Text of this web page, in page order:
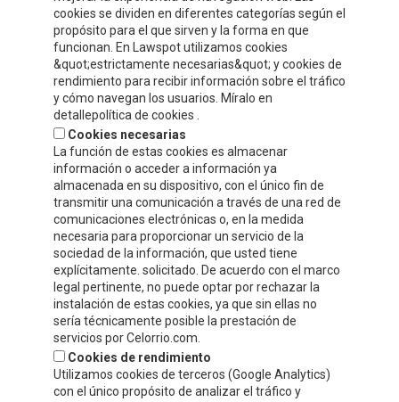
cookies se dividen en diferentes categorías según el
propósito para el que sirven y la forma en que
funcionan. En Lawspot utilizamos cookies
&quot;estrictamente necesarias&quot; y cookies de
rendimiento para recibir información sobre el tráfico
y cómo navegan los usuarios. Míralo en
detallepolítica de cookies .
Cookies necesarias
La función de estas cookies es almacenar
información o acceder a información ya
almacenada en su dispositivo, con el único fin de
transmitir una comunicación a través de una red de
comunicaciones electrónicas o, en la medida
necesaria para proporcionar un servicio de la
sociedad de la información, que usted tiene
explícitamente. solicitado. De acuerdo con el marco
legal pertinente, no puede optar por rechazar la
instalación de estas cookies, ya que sin ellas no
sería técnicamente posible la prestación de
servicios por Celorrio.com.
Cookies de rendimiento
Utilizamos cookies de terceros (Google Analytics)
con el único propósito de analizar el tráfico y
Compre y Compare S.A.
Polígono Tejerías, zona sur, Calle G
Calahorra, La Rioja
+34 941 132 803
+34 941 132 512
info@celorrio.com
ZONE PRIVÉE
ÉCRIVEZ-NOUS!